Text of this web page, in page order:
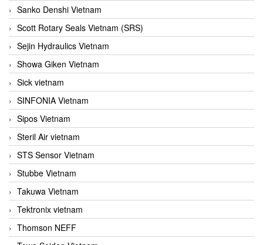
Sanko Denshi Vietnam
Scott Rotary Seals Vietnam (SRS)
Sejin Hydraulics Vietnam
Showa Giken Vietnam
Sick vietnam
SINFONIA Vietnam
Sipos Vietnam
Steril Air vietnam
STS Sensor Vietnam
Stubbe Vietnam
Takuwa Vietnam
Tektronix vietnam
Thomson NEFF